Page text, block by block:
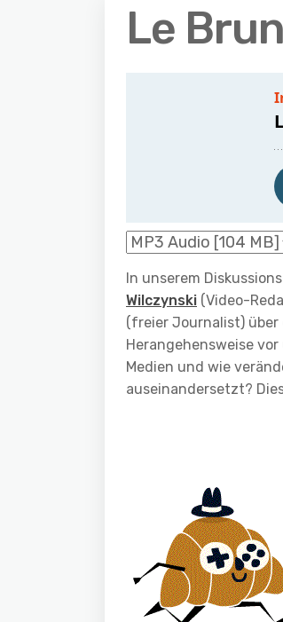
Le
In unserem
Wilczynski (Video-
(freier Journalist) über
Herangehensweise
Medien und wie
auseinandersetzt?